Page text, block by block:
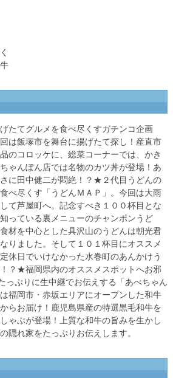
たてグルメを食べ尽くすガチンコ企画
は飯塚市を舞台に揚げたて探し！産直市
のコロッケに、総菜コーナーでは、かき
ゃんぽん店では名物のカツ丼が登場！あ
に田中健二が悶絶！？★２代目うどんの
べ尽くす「うどんＭＡＰ」。今回は大雨
て芦屋町へ。記念すべき１００杯目とな
っている裏メニューのチャンポンうど
材を中心とした具沢山のうどんは朝光君
りました。そして１０１杯目にオススメ
休日でいけなかった水巻町のあんかけう
？★福岡県内のオススメスポットへお邪
っぷりに生中継でお伝えする「あべちゃん
福岡市・赤坂エリアにオープンした和牛
らお届け！鹿児島県産の特選黒毛和牛を
ゃぶが登場！上質な和牛の旨みを生かし
隠れ家をたっぷりお伝えします。